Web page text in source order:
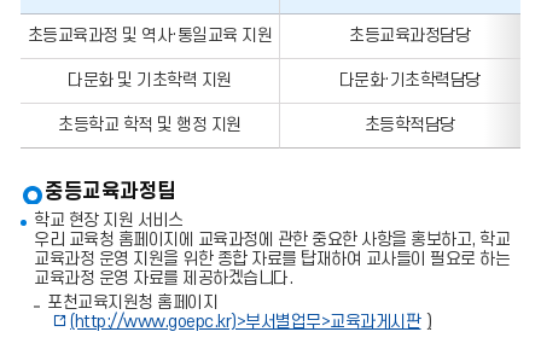
무,
담
전
스
번
를
초등교육과정 및 역사·통일교육 지원 초등교육과정담당
다문화 및 기초학력 지원 다문화·기초학력담당
초등학교 학적 및 행정 지원 초등학적담당
중등교육과정팀
학교 현장 지원 서비스
우리 교육청 홈페이지에 교육과정에 관한 중요한 사항을 홍보하고, 학교
교육과정 운영 지원을 위한 종합 자료를 탑재하여 교사들이 필요로 하는
교육과정 운영 자료를 제공하겠습니다.
포천교육지원청 홈페이지
(http://www.goepc.kr)>부서별업무>교육과게시판 )